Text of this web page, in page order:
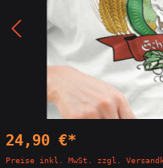
24,90 €*
Preise inkl. MwSt. zzgl.